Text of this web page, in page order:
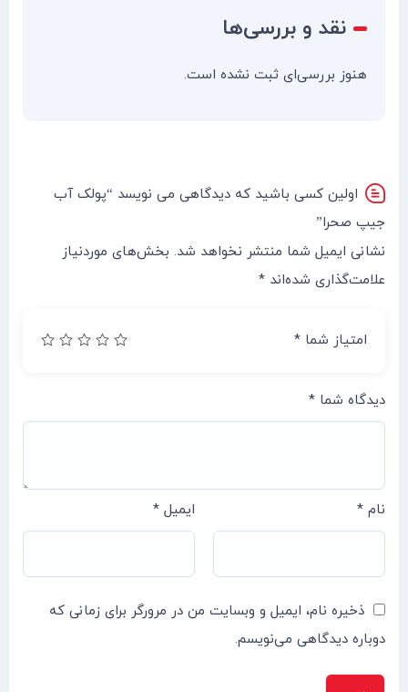
نقد و بررسی‌ها
هنوز بررسی‌ای ثبت نشده است.
اولین کسی باشید که دیدگاهی می نویسد “پولک آب
جیپ صحرا”
نشانی ایمیل شما منتشر نخواهد شد. بخش‌های موردنیاز
علامت‌گذاری شده‌اند *
امتیاز شما *
دیدگاه شما *
نام * ایمیل *
ذخیره نام، ایمیل و وبسایت من در مرورگر برای زمانی که
دوباره دیدگاهی می‌نویسم.